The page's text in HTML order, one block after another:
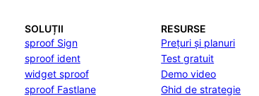
SOLUȚII
sproof Sign
sproof ident
widget sproof
sproof Fastlane
RESURSE
Prețuri și planuri
Test gratuit
Demo video
Ghid de strategie